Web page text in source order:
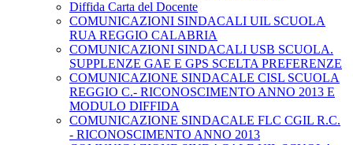
Diffida Carta del Docente
COMUNICAZIONI SINDACALI UIL SCUOLA
RUA REGGIO CALABRIA
COMUNICAZIONI SINDACALI USB SCUOLA.
SUPPLENZE GAE E GPS SCELTA PREFERENZE
COMUNICAZIONE SINDACALE CISL SCUOLA
REGGIO C.- RICONOSCIMENTO ANNO 2013 E
MODULO DIFFIDA
COMUNICAZIONE SINDACALE FLC CGIL R.C.
- RICONOSCIMENTO ANNO 2013